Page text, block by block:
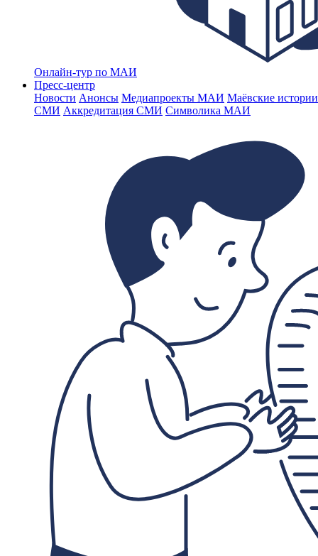
Онлайн-тур по МАИ
Пресс-центр
Новости Анонсы Медиапроекты МАИ Маёвские
СМИ Аккредитация СМИ Символика МАИ